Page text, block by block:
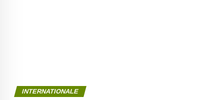
INTERNATIONALE